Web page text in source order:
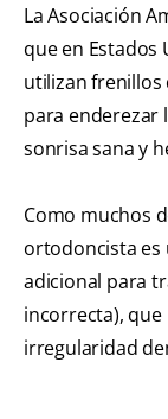
La Asociación
que en Estados
utilizan
para enderezar
sonrisa sana y
Como muchos
ortodoncista es
adicional para
incorrecta),
irregularidad